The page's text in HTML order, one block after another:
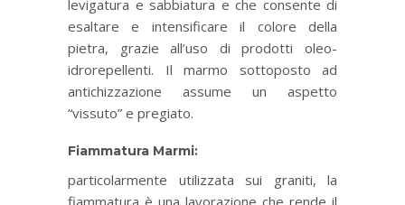
levigatura e sabbiatura e che consente di
esaltare e intensificare il colore della
pietra, grazie all’uso di prodotti oleo-
idrorepellenti. Il marmo sottoposto ad
antichizzazione assume un aspetto
“vissuto” e pregiato.
Fiammatura Marmi:
particolarmente utilizzata sui graniti, la